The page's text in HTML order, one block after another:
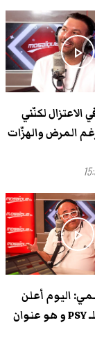
play_arrow
الاعتزال لكنّني
المرض والهزّات
play_arrow
اليوم أعلن
إنّي مشيت للـ PSY و هو عنوان